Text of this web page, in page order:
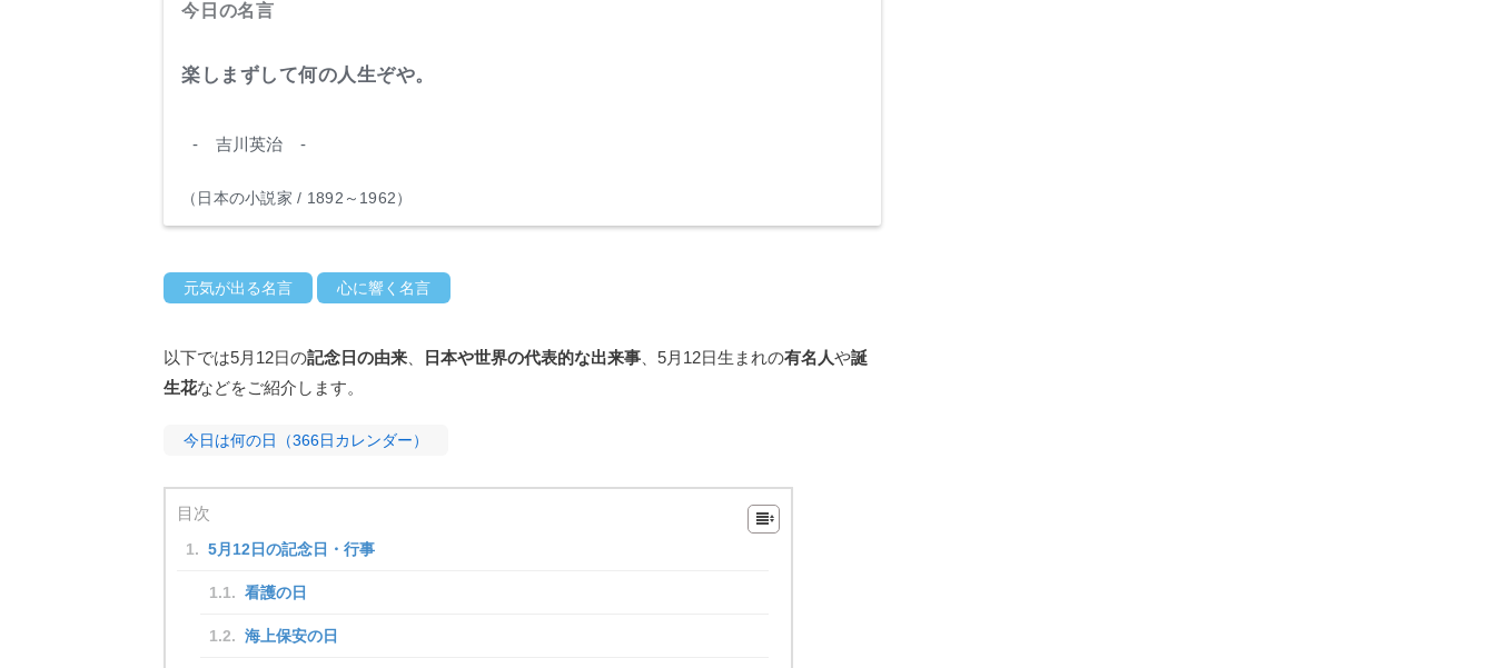
今日の名言
楽しまずして何の人生ぞや。
- 吉川英治 -
（日本の小説家 / 1892～1962）
元気が出る名言 心に響く名言
以下では5月12日の記念日の由来 日本や世界の代表的な出来事 、5月12日生まれの有名人や誕
生花などをご紹介します。
今日は何の日（366日カレンダー）
目次
5月12日の記念日・行事
看護の日
海上保安の日